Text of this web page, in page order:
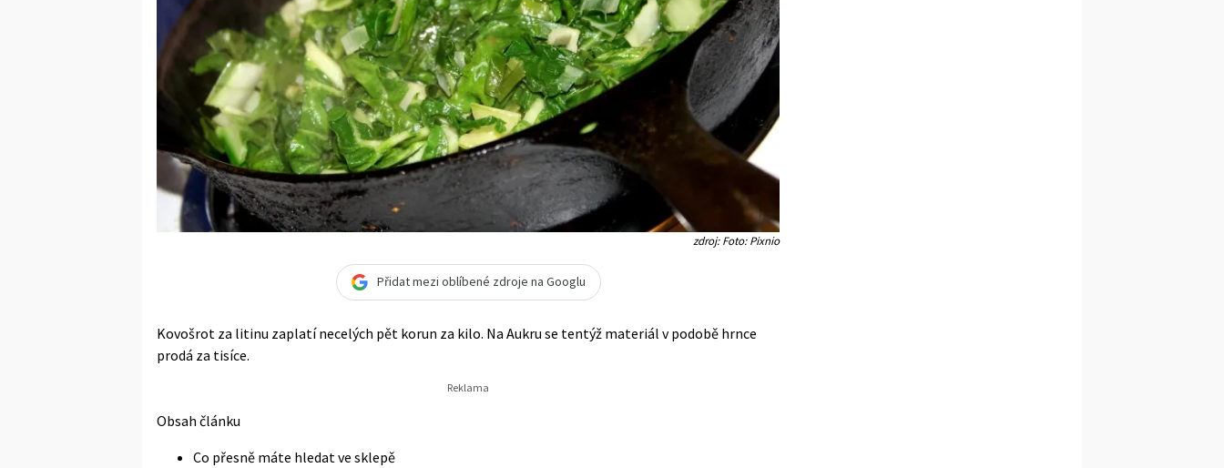
zdroj: Foto: Pixnio
Přidat mezi oblíbené zdroje na Googlu
Kovošrot za litinu zaplatí necelých pět korun za kilo. Na Aukru se tentýž materiál v podobě hrnce
prodá za tisíce.
Obsah článku
Co přesně máte hledat ve sklepě